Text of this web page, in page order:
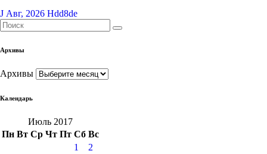
J Авг, 2026 Hdd8de
Архивы
Архивы
Календарь
Июль 2017
Пн Вт Ср Чт Пт Сб Вс
1
2